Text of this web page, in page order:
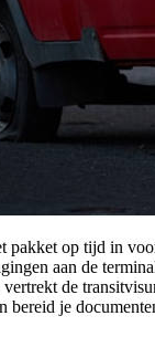
pakket op tijd in
aan de
de
bereid je